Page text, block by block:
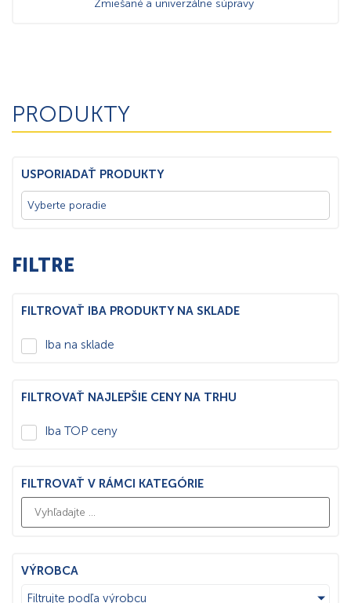
Zmiešané a univerzálne súpravy
PRODUKTY
USPORIADAŤ PRODUKTY
FILTRE
FILTROVAŤ IBA PRODUKTY NA SKLADE
Iba na sklade
FILTROVAŤ NAJLEPŠIE CENY NA TRHU
Iba TOP ceny
FILTROVAŤ V RÁMCI KATEGÓRIE
VÝROBCA
Filtrujte podľa výrobcu